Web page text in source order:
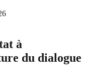
à
du dialogue